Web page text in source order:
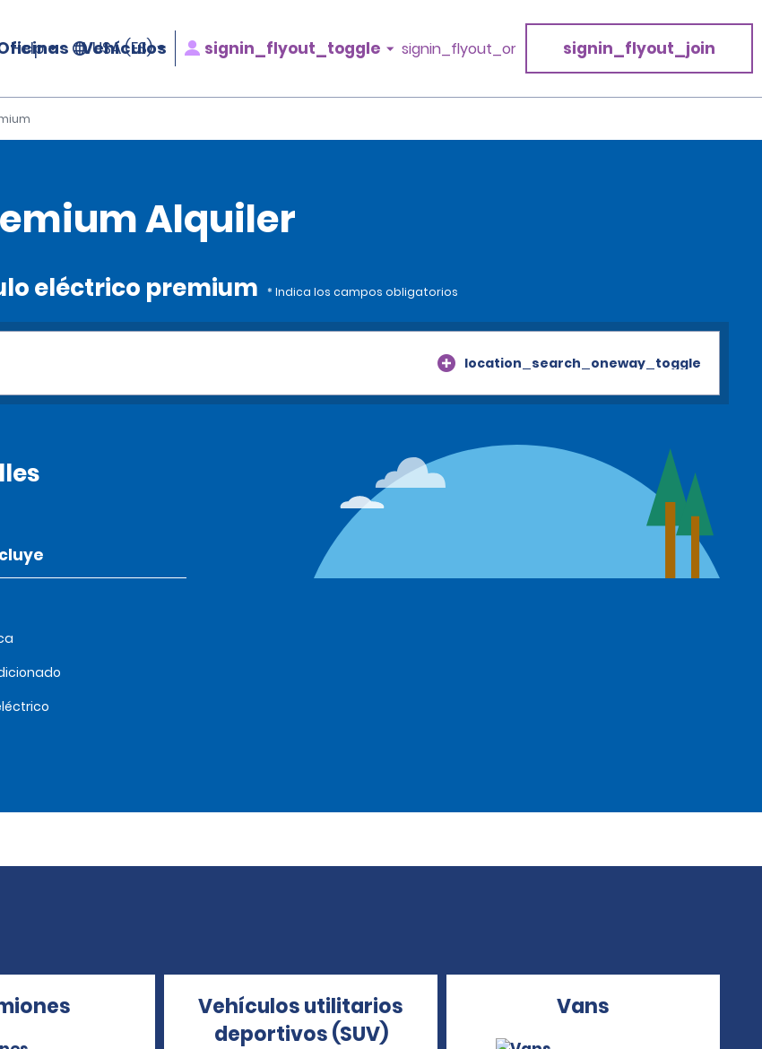
Vehículos
Help USA (ES) signin_flyout_toggle signin_flyout_or signin_flyout_join
Alquiler
eléctrico premium * Indica los campos obligatorios
location_search_oneway_toggle
Vehículos utilitarios
deportivos (SUV)
Vans